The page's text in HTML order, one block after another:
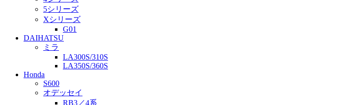
5シリーズ
Xシリーズ
G01
DAIHATSU
ミラ
LA300S/310S
LA350S/360S
Honda
S600
オデッセイ
RB3／4系